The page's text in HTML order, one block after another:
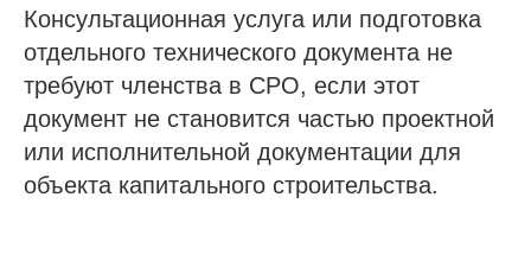
Консультационная услуга или подготовка
отдельного технического документа не
требуют членства в СРО, если этот
документ не становится частью проектной
или исполнительной документации для
объекта капитального строительства.
О компании
Гарантии
Отзывы